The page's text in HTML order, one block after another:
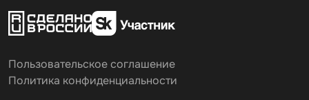
Пользовательское соглашение
Политика конфиденциальности